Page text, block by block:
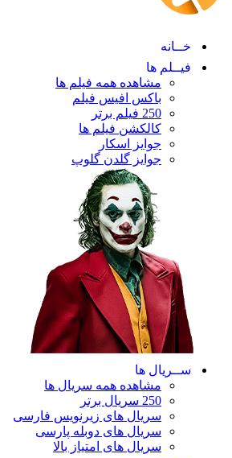
خــانه
فیــلم ها
مشاهده همه فیلم ها
باکس افیس فیلم
250 فیلم برتر
کالکشن فیلم ها
جوایز اسکار
جوایز گلدن گلوپ
ســریال ها
مشاهده همه سریال ها
250 سریال برتر
سریال های زیرنویس فارسی
سریال های دوبله پارسی
سریال های امتیاز بالا